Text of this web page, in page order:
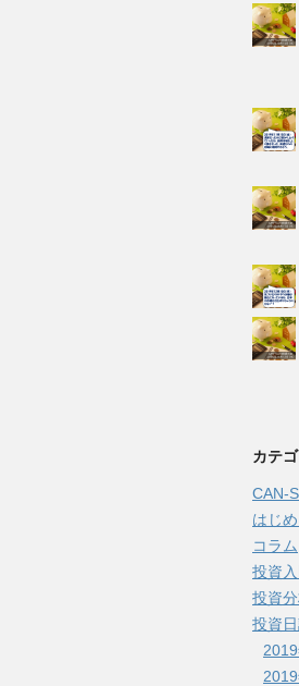
カテ
CAN-
はじ
コラム
投資
投資
投資